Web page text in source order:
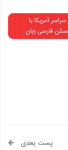
پست بعدی